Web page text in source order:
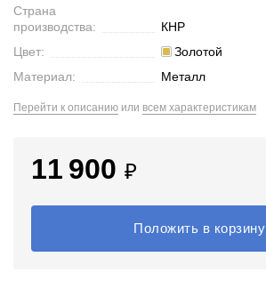
Страна
производства:
КНР
Цвет:
Золотой
Материал:
Металл
Перейти к описанию или всем характеристикам
11 900 ₽
Положить в корзину